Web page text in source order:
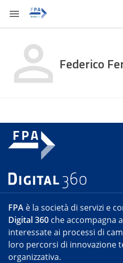
Federico
FPA è la società di servizi e
Digital 360 che accompagna
interessate ai processi di
loro percorsi di innovazione
organizzativa.